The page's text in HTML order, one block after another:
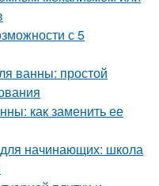
с 5
ванны: простой
как заменить ее
начинающих: школа